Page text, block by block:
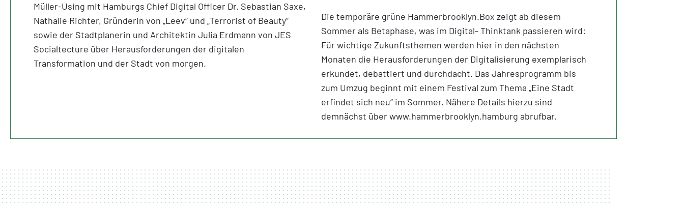
Müller-Using mit Hamburgs Chief Digital Officer Dr. Sebastian Saxe,
Nathalie Richter, Gründerin von „Leev“ und „Terrorist of Beauty“
sowie der Stadtplanerin und Architektin Julia Erdmann von JES
Socialtecture über Herausforderungen der digitalen
Transformation und der Stadt von morgen.
Die temporäre grüne Hammerbrooklyn.Box zeigt ab diesem
Sommer als Betaphase, was im Digital- Thinktank passieren wird:
Für wichtige Zukunftsthemen werden hier in den nächsten
Monaten die Herausforderungen der Digitalisierung exemplarisch
erkundet, debattiert und durchdacht. Das Jahresprogramm bis
zum Umzug beginnt mit einem Festival zum Thema „Eine Stadt
erfindet sich neu“ im Sommer. Nähere Details hierzu sind
demnächst über www.hammerbrooklyn.hamburg abrufbar.